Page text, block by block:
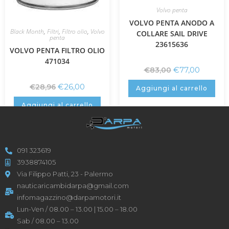
Black Month, Filtri, Filtro olio, Volvo
penta
VOLVO PENTA FILTRO OLIO
471034
€28,96 €26,00
Aggiungi al carrello
Volvo penta
VOLVO PENTA ANODO A
COLLARE SAIL DRIVE
23615636
€83,00 €77,00
Aggiungi al carrello
091 323619
3938874105
Via Filippo Patti, 23 - Palermo
nauticaricambidarpa@gmail.com
infomagazzino@darpamotori.it
Lun-Ven / 08.00 – 13.00 | 15.00 – 18.00
Sab / 08.00 – 13.00